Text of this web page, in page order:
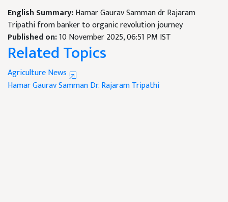
English Summary:Hamar Gaurav Samman dr Rajaram
Tripathi from banker to organic revolution journey
Published on:10 November 2025, 06:51 PM IST
Related Topics
Agriculture News
Hamar Gaurav SammanDr. Rajaram Tripathi